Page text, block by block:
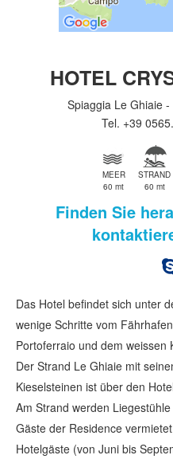
HOTEL
Spiaggia Le Ghiaie
Tel. +39
MEER
60 mt
STRAND
60 mt
Finden Sie
Das Hotel befindet sich unter
wenige Schritte vom
Portoferraio und dem weissen
Der Strand Le Ghiaie mit
Kieselsteinen ist über den
Am Strand werden
Gäste der Residence
Hotelgäste (von Juni bis